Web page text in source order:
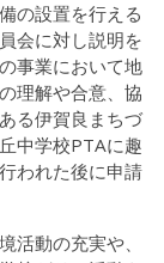
の設置を行える
会に対し説明を
事業において地
理解や合意、協
る伊賀良まちづ
中学校PTAに趣
われた後に申請
活動の充実や、